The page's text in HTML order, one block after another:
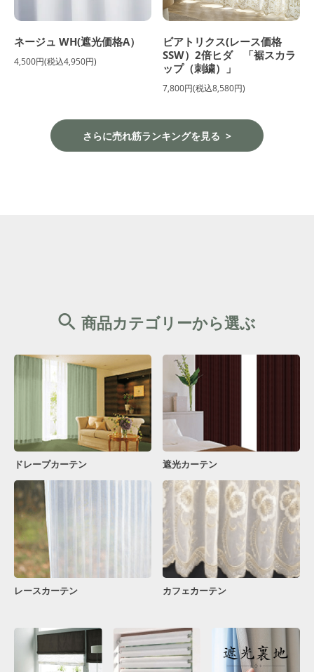
ネージュ WH(遮光価格A）
4,500円(税込4,950円)
ビアトリクス(レース価格
SSW）2倍ヒダ 「裾スカラ
ップ（刺繍）」
7,800円(税込8,580円)
さらに売れ筋ランキングを見る
商品カテゴリーから選ぶ
ドレープカーテン 遮光カーテン
レースカーテン カフェカーテン